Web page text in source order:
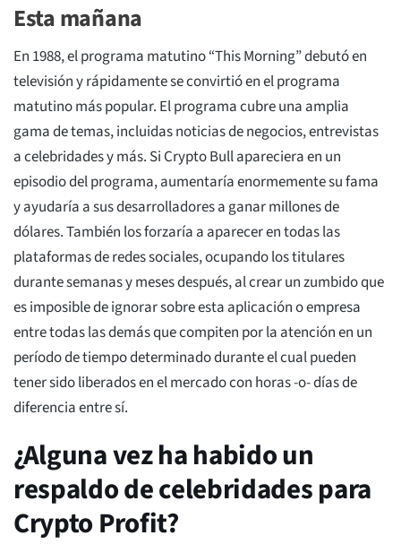
Esta mañana
En 1988, el programa matutino “This Morning” debutó en
televisión y rápidamente se convirtió en el programa
matutino más popular. El programa cubre una amplia
gama de temas, incluidas noticias de negocios, entrevistas
a celebridades y más. Si Crypto Bull apareciera en un
episodio del programa, aumentaría enormemente su fama
y ayudaría a sus desarrolladores a ganar millones de
dólares. También los forzaría a aparecer en todas las
plataformas de redes sociales, ocupando los titulares
durante semanas y meses después, al crear un zumbido que
es imposible de ignorar sobre esta aplicación o empresa
entre todas las demás que compiten por la atención en un
período de tiempo determinado durante el cual pueden
tener sido liberados en el mercado con horas -o- días de
diferencia entre sí.
¿Alguna vez ha habido un
respaldo de celebridades para
Crypto Profit?